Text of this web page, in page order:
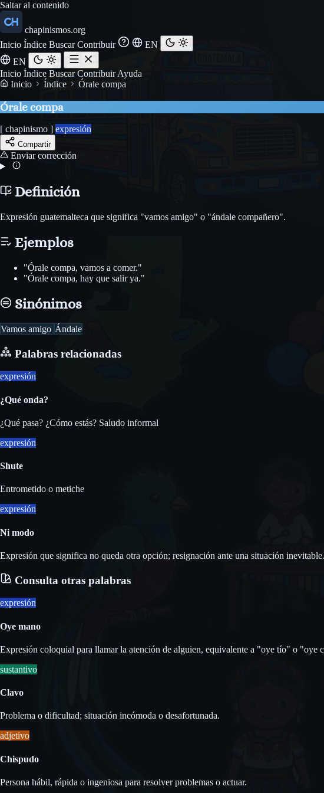
Saltar al contenido
chapinismos.org
Inicio Índice BuscarContribuir
EN
EN
Inicio Índice BuscarContribuirAyuda
Inicio
Índice Órale compa
Órale compa
[ chapinismo ] expresión
Compartir
Enviar corrección
Definición
Expresión guatemalteca que significa "vamos amigo" o "ándale compañero".
Ejemplos
"Órale compa, vamos a comer."
"Órale compa, hay que salir ya."
Sinónimos
Vamos amigo Ándale
Palabras relacionadas
expresión
¿Qué onda?
¿Qué pasa? ¿Cómo estás? Saludo informal
expresión
Shute
Entrometido o metiche
expresión
Ni modo
Expresión que significa no queda otra opción; resignación ante una situación inevitable.
Consulta otras palabras
expresión
Oye mano
Expresión coloquial para llamar la atención de alguien, equivalente a "oye tío" o "oye
sustantivo
Clavo
Problema o dificultad; situación incómoda o desafortunada.
adjetivo
Chispudo
Persona hábil, rápida o ingeniosa para resolver problemas o actuar.